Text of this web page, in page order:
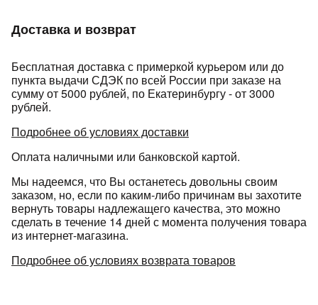
Доставка и возврат
Бесплатная доставка с примеркой курьером или до
пункта выдачи СДЭК по всей России при заказе на
сумму от 5000 рублей, по Екатеринбургу - от 3000
рублей.
Подробнее об условиях доставки
Оплата наличными или банковской картой.
Мы надеемся, что Вы останетесь довольны своим
заказом, но, если по каким-либо причинам вы захотите
вернуть товары надлежащего качества, это можно
сделать в течение 14 дней с момента получения товара
из интернет-магазина.
Подробнее об условиях возврата товаров
раз в 2 недели